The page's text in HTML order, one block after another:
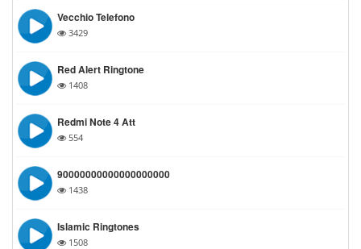
Vecchio Telefono
3429
Red Alert Ringtone
1408
Redmi Note 4 Att
554
90000000000000000000
1438
Islamic Ringtones
1508